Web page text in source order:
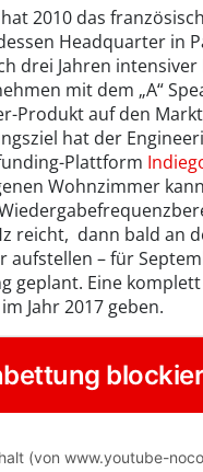
2010 das
Headquarter in
drei Jahren
mit dem „A“
Produkt auf den
hat der
Plattform
Wohnzimmer
reicht, dann bald an
aufstellen – für
geplant. Eine
Jahr 2017 geben.